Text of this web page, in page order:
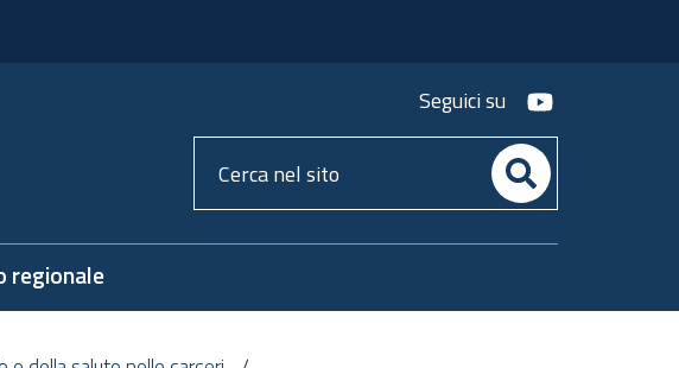
Seguici su youtube
Cerca
nel
regionale